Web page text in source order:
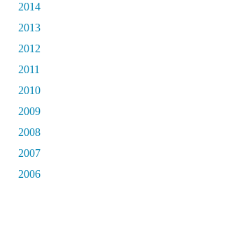
2014
2013
2012
2011
2010
2009
2008
2007
2006